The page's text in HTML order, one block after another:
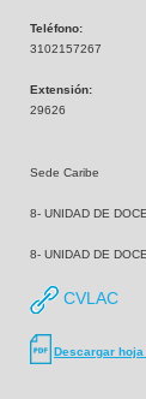
Teléfono:
3102157267
Extensión:
29626
Sede Caribe
8- UNIDAD DE
8- UNIDAD DE
CVLAC
Descargar hoja